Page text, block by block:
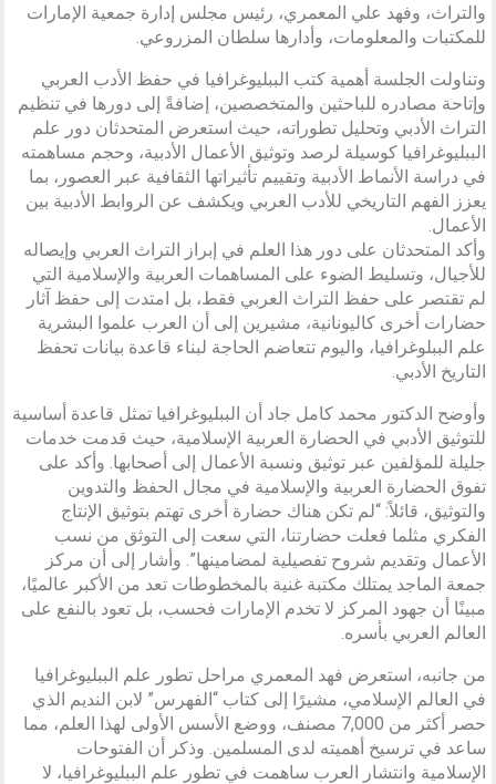
والتراث، وفهد علي المعمري، رئيس مجلس إدارة جمعية الإمارات
للمكتبات والمعلومات، وأدارها سلطان المزروعي.
وتناولت الجلسة أهمية كتب الببليوغرافيا في حفظ الأدب العربي
وإتاحة مصادره للباحثين والمتخصصين، إضافةً إلى دورها في تنظيم
التراث الأدبي وتحليل تطوراته، حيث استعرض المتحدثان دور علم
الببليوغرافيا كوسيلة لرصد وتوثيق الأعمال الأدبية، وحجم مساهمته
في دراسة الأنماط الأدبية وتقييم تأثيراتها الثقافية عبر العصور، بما
يعزز الفهم التاريخي للأدب العربي ويكشف عن الروابط الأدبية بين
الأعمال.
وأكد المتحدثان على دور هذا العلم في إبراز التراث العربي وإيصاله
للأجيال، وتسليط الضوء على المساهمات العربية والإسلامية التي
لم تقتصر على حفظ التراث العربي فقط، بل امتدت إلى حفظ آثار
حضارات أخرى كاليونانية، مشيرين إلى أن العرب علموا البشرية
علم الببلوغرافيا، واليوم تتعاضم الحاجة لبناء قاعدة بيانات تحفظ
التاريخ الأدبي.
وأوضح الدكتور محمد كامل جاد أن الببليوغرافيا تمثل قاعدة أساسية
للتوثيق الأدبي في الحضارة العربية الإسلامية، حيث قدمت خدمات
جليلة للمؤلفين عبر توثيق ونسبة الأعمال إلى أصحابها. وأكد على
تفوق الحضارة العربية والإسلامية في مجال الحفظ والتدوين
والتوثيق، قائلاً: “لم تكن هناك حضارة أخرى تهتم بتوثيق الإنتاج
الفكري مثلما فعلت حضارتنا، التي سعت إلى التوثق من نسب
الأعمال وتقديم شروح تفصيلية لمضامينها”. وأشار إلى أن مركز
جمعة الماجد يمتلك مكتبة غنية بالمخطوطات تعد من الأكبر عالميًا،
مبينًا أن جهود المركز لا تخدم الإمارات فحسب، بل تعود بالنفع على
العالم العربي بأسره.
من جانبه، استعرض فهد المعمري مراحل تطور علم الببليوغرافيا
في العالم الإسلامي، مشيرًا إلى كتاب “الفهرس” لابن النديم الذي
حصر أكثر من 7,000 مصنف، ووضع الأسس الأولى لهذا العلم، مما
ساعد في ترسيخ أهميته لدى المسلمين. وذكر أن الفتوحات
الإسلامية وانتشار العرب ساهمت في تطور علم الببليوغرافيا، لا